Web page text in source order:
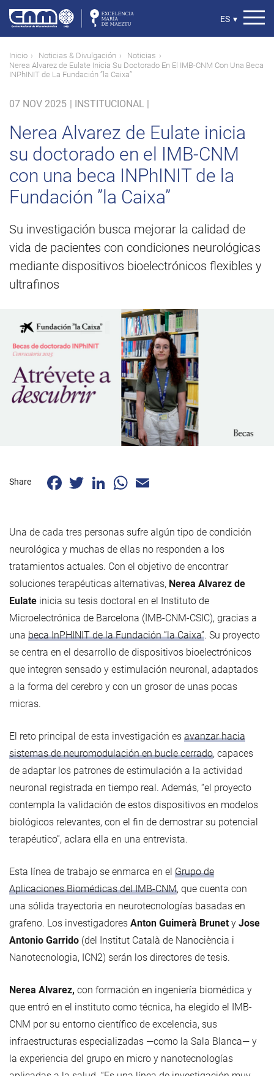
contenido
principal
Select
ES ▾
Ruta
de
Inicio Noticias & Divulgación
Noticias
Nerea Alvarez de Eulate Inicia Su Doctorado En El IMB-CNM Con Una Beca
INPhINIT de La Fundación ”la Caixa”
07 NOV 2025 | INSTITUCIONAL |
Nerea Alvarez de Eulate inicia
su doctorado en el IMB-CNM
con una beca INPhINIT de la
Fundación ”la Caixa”
Su investigación busca mejorar la calidad de
vida de pacientes con condiciones neurológicas
mediante dispositivos bioelectrónicos flexibles y
ultrafinos
Share FacebookTwitterLinkedInWhatsApp
Una de cada tres personas sufre algún tipo de condición
neurológica y muchas de ellas no responden a los
tratamientos actuales. Con el objetivo de encontrar
soluciones terapéuticas alternativas, Nerea Alvarez de
Eulate inicia su tesis doctoral en el Instituto de
Microelectrónica de Barcelona (IMB-CNM-CSIC), gracias a
una beca InPHINIT de la Fundación ”la Caixa”. Su proyecto
se centra en el desarrollo de dispositivos bioelectrónicos
que integren sensado y estimulación neuronal, adaptados
a la forma del cerebro y con un grosor de unas pocas
micras.
El reto principal de esta investigación es avanzar hacia
sistemas de neuromodulación en bucle cerrado, capaces
de adaptar los patrones de estimulación a la actividad
neuronal registrada en tiempo real. Además, “el proyecto
contempla la validación de estos dispositivos en modelos
biológicos relevantes, con el fin de demostrar su potencial
terapéutico”, aclara ella en una entrevista.
Esta línea de trabajo se enmarca en el Grupo de
Aplicaciones Biomédicas del IMB-CNM, que cuenta con
una sólida trayectoria en neurotecnologías basadas en
grafeno. Los investigadores Anton Guimerà Brunet y Jose
Antonio Garrido (del Institut Català de Nanociència i
Nanotecnologia, ICN2) serán los directores de tesis.
Nerea Alvarez, con formación en ingeniería biomédica y
que entró en el instituto como técnica, ha elegido el IMB-
CNM por su entorno científico de excelencia, sus
infraestructuras especializadas —como la Sala Blanca— y
la experiencia del grupo en micro y nanotecnologías